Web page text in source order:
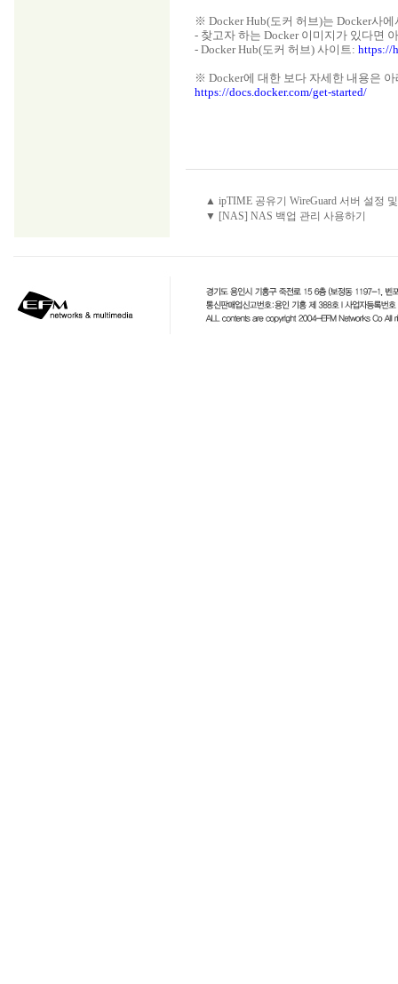
※ Docker Hub(도커 허브)는 Docker사
- 찾고자 하는 Docker 이미지가 있다면
- Docker Hub(도커 허브) 사이트:https://
※ Docker에 대한 보다 자세한 내용은
https://docs.docker.com/get-started/
▲ ipTIME 공유기 WireGuard 서버 설정
▼ [NAS] NAS 백업 관리 사용하기